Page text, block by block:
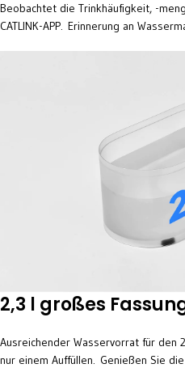
Beobachtet die Trinkhäufigkeit, -
CATLINK-APP. Erinnerung an
2,3 l großes
Ausreichender Wasservorrat für den
nur einem Auffüllen. Genießen Sie